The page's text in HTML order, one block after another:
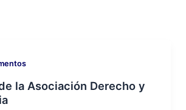
la Asociación Derecho y